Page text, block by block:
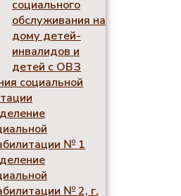
социального
обслуживания на
дому детей-
инвалидов и
детей с ОВЗ
социальной
№ 1
№ 2, г.